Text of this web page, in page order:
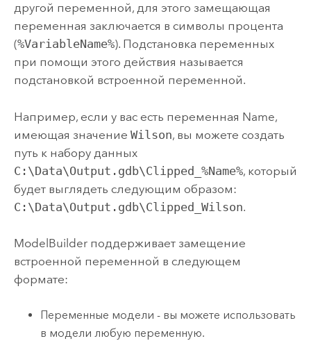
другой переменной, для этого замещающая
переменная заключается в символы процента
(%VariableName%). Подстановка переменных
при помощи этого действия называется
подстановкой встроенной переменной.
Например, если у вас есть переменная Name,
имеющая значение Wilson, вы можете создать
путь к набору данных
C:\Data\Output.gdb\Clipped_%Name%, который
будет выглядеть следующим образом:
C:\Data\Output.gdb\Clipped_Wilson.
ModelBuilderподдерживает замещение
встроенной переменной в следующем
формате:
Переменные модели - вы можете использовать
в модели любую переменную.